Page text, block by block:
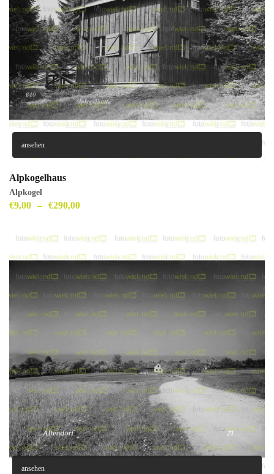
ansehen
Alpkogelhaus
Alpkogel
€9,00 – €290,00
ansehen